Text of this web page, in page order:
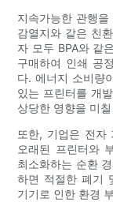
지속가능한 관행
감열지와 같은 친
자 모두 BPA와 같
구매하여 인쇄 공
다. 에너지 소비량
있는 프린터를 개
상당한 영향을 미
또한, 기업은 전자
오래된 프린터와
최소화하는 순환
하면 적절한 폐기
기기로 인한 환경